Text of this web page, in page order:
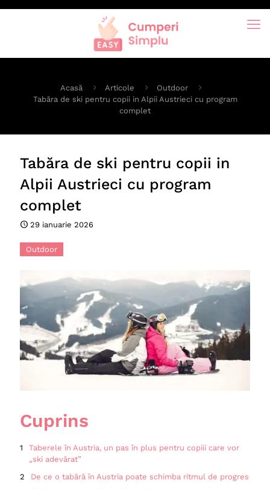
Acasă Articole
Outdoor
Tabăra de ski pentru copii in Alpii Austrieci cu program
complet
Tabăra de ski pentru copii in
Alpii Austrieci cu program
complet
29 ianuarie 2026
Outdoor
Cuprins
Taberele în Austria, un pas în plus pentru copiii care vor
„ski adevărat”
De ce o tabără în Austria poate schimba ritmul de progres